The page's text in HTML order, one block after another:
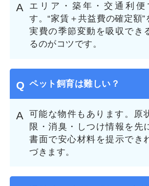
エリア・築年・交通利便
す。“家賃＋共益費の確定額”
実費の季節変動を吸収でき
るのがコツです。
ペット飼育は難しい？
可能な物件もあります。原
限・消臭・しつけ情報を先
書面で安心材料を提示でき
づきます。